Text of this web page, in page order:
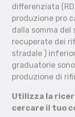
differenziata
produzione pro
dalla somma del
recuperate dei
stradale )
graduatorie
produzione di
Utilizza la
cercare il tuo